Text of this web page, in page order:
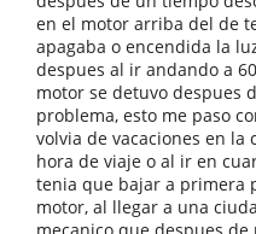
en el motor arriba del de
apagaba o encendida la
despues al ir andando a
motor se detuvo despues
problema, esto me paso
volvia de vacaciones en la
hora de viaje o al ir en
tenia que bajar a primera
motor, al llegar a una